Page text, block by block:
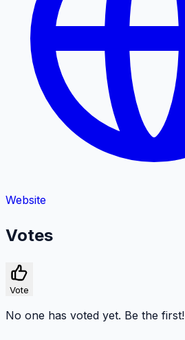
Website
Votes
Vote
No one has voted yet. Be the first!